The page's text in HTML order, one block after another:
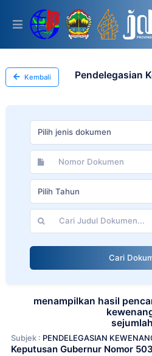
This
includes
accessibility
system.
Kembali Pendelegasian
Pilih jenis dokumen
Pilih Tahun
Cari
menampilkan hasil
Subjek : PENDELEGASIAN
Keputusan Gubernur Nomor